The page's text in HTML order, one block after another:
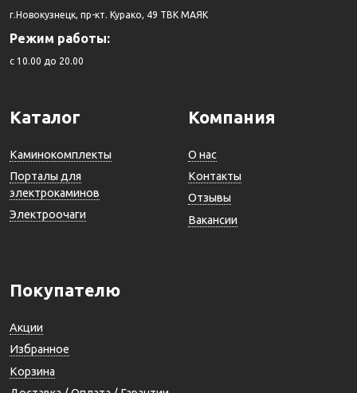
г.Новокузнецк, пр-кт. Курако, 49 ТВК МАЯК
Режим работы:
c 10.00 до 20.00
Каталог
Каминокомплекты
Порталы для
электрокаминов
Электроочаги
Компания
О нас
Контакты
Отзывы
Вакансии
Покупателю
Акции
Избранное
Корзина